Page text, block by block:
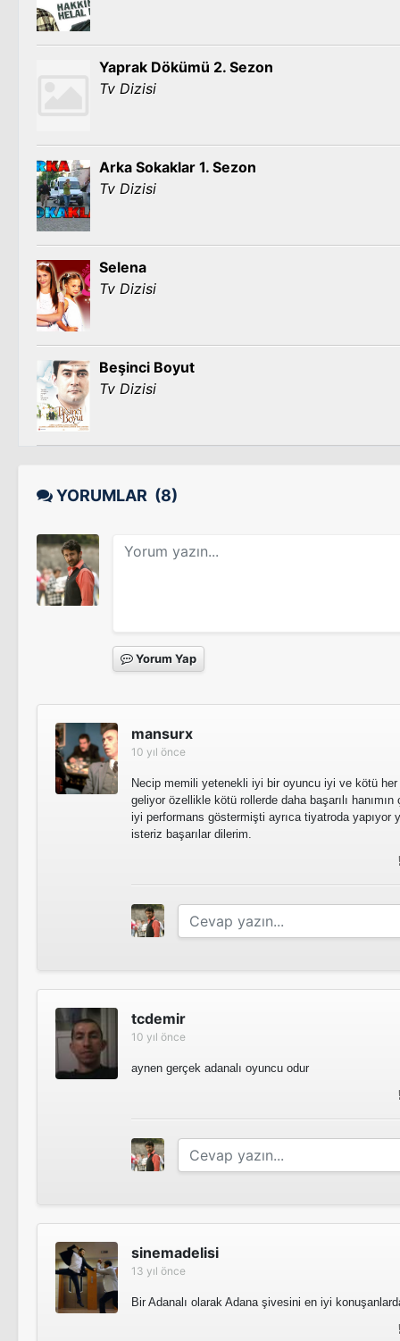
Yaprak Dökümü 2. Sezon
Tv Dizisi
Arka Sokaklar 1. Sezon
Tv Dizisi
Selena
Tv Dizisi
Beşinci Boyut
Tv Dizisi
YORUMLAR (8)
Yorum Yap
mansurx
10 yıl önce
Necip memili yetenekli iyi bir oyuncu iyi ve kötü her
geliyor özellikle kötü rollerde daha başarılı
iyi performans göstermişti ayrıca tiyatroda yapıyor
isteriz başarılar dilerim.
tcdemir
10 yıl önce
aynen gerçek adanalı oyuncu odur
sinemadelisi
13 yıl önce
Bir Adanalı olarak Adana şivesini en iyi